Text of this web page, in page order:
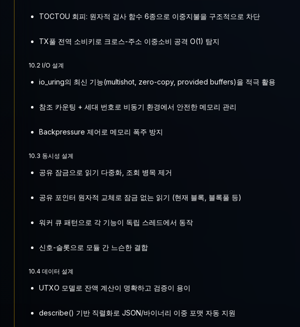
TOCTOU 회피: 원자적 검사 함수 6종으로 이중지불을 구조적으로 차단
TX풀 전역 소비키로 크로스-주소 이중소비 공격 O(1) 탐지
10.2 I/O 설계
io_uring의 최신 기능(multishot, zero-copy, provided buffers)을 적극 활용
참조 카운팅 + 세대 번호로 비동기 환경에서 안전한 메모리 관리
Backpressure 제어로 메모리 폭주 방지
10.3 동시성 설계
공유 잠금으로 읽기 다중화, 조회 병목 제거
공유 포인터 원자적 교체로 잠금 없는 읽기 (현재 블록, 블록풀 등)
워커 큐 패턴으로 각 기능이 독립 스레드에서 동작
신호-슬롯으로 모듈 간 느슨한 결합
10.4 데이터 설계
UTXO 모델로 잔액 계산이 명확하고 검증이 용이
describe() 기반 직렬화로 JSON/바이너리 이중 포맷 자동 지원